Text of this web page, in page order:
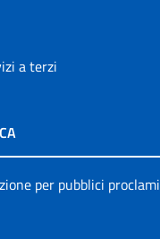
a terzi
per pubblici proclami